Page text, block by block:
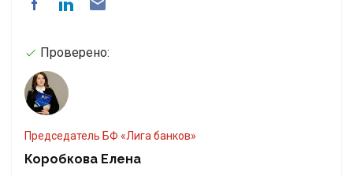
Проверено:
Председатель БФ «Лига банков»
Коробкова Елена